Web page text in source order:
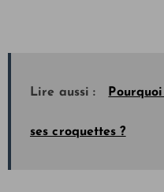
Lire aussi :
ses croquettes ?